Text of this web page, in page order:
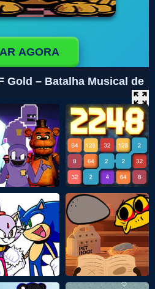
AGORA
Gold – Batalha Musical de